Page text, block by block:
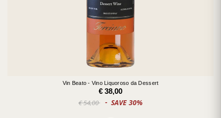
Vin Beato - Vino Liquoroso da Dessert
€ 38,00
€ 54,00 SAVE 30%